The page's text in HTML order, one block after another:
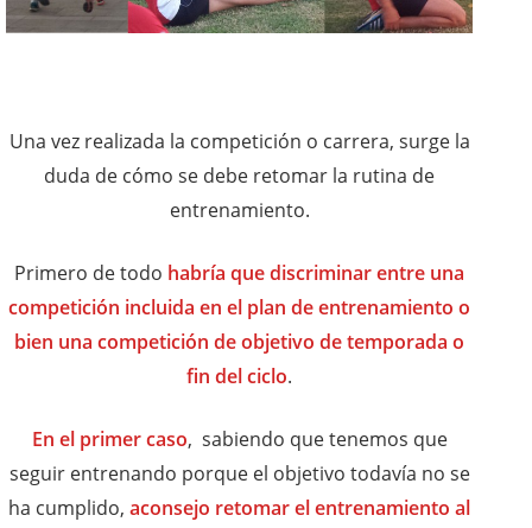
Una vez realizada la competición o carrera, surge la
duda de cómo se debe retomar la rutina de
entrenamiento.
Primero de todo habría que discriminar entre una
competición incluida en el plan de entrenamiento o
bien una competición de objetivo de temporada o
fin del ciclo.
En el primer caso, sabiendo que tenemos que
seguir entrenando porque el objetivo todavía no se
ha cumplido, aconsejo retomar el entrenamiento al